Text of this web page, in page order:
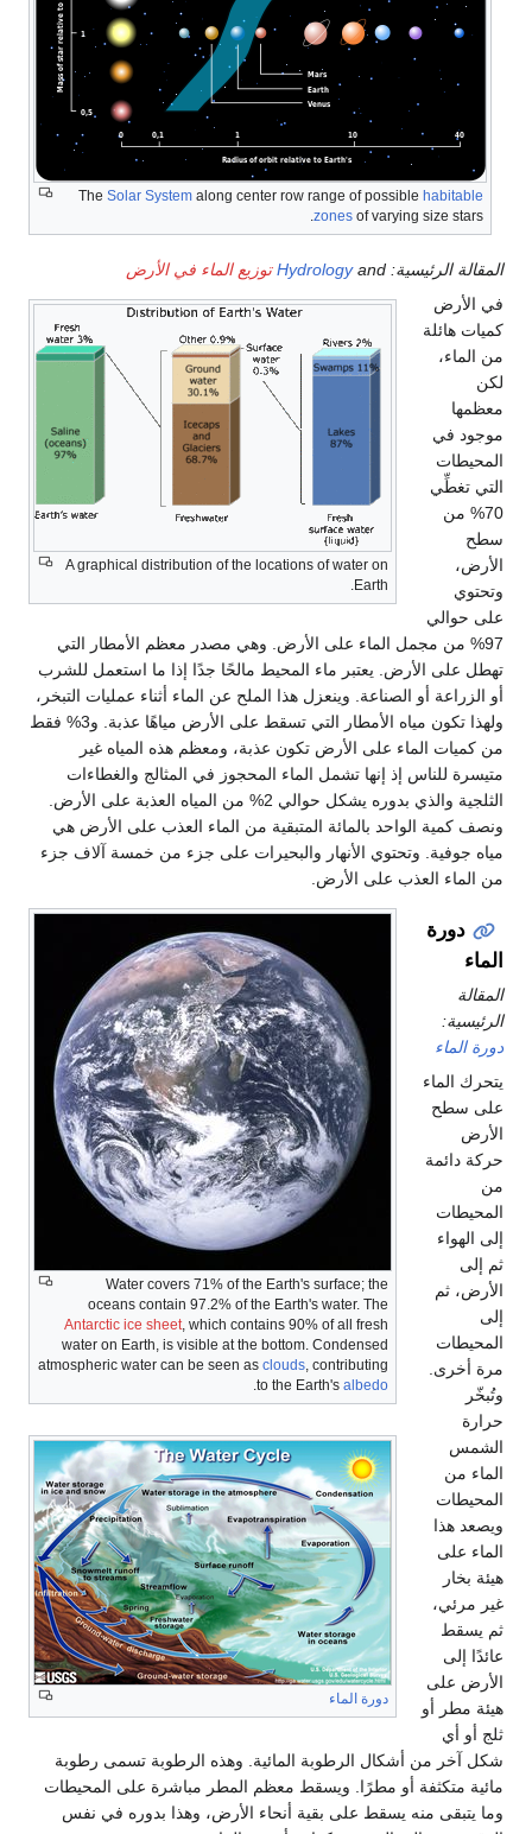
The Solar System along center row range of possible habitable
zones of varying size stars.
الأرض
المقالة الرئيسية: Hydrologyand توزيع الماء في الأرض
A graphical distribution of the locations of water on
Earth.
في الأرض
كميات هائلة
من الماء،
لكن
معظمها
موجود في
المحيطات
التي تغطِّي
70% من
سطح
الأرض،
وتحتوي
على حوالي
97% من مجمل الماء على الأرض. وهي مصدر معظم الأمطار التي
تهطل على الأرض. يعتبر ماء المحيط مالحًا جدًا إذا ما استعمل للشرب
أو الزراعة أو الصناعة. وينعزل هذا الملح عن الماء أثناء عمليات التبخر،
ولهذا تكون مياه الأمطار التي تسقط على الأرض مياهًا عذبة. و3% فقط
من كميات الماء على الأرض تكون عذبة، ومعظم هذه المياه غير
متيسرة للناس إذ إنها تشمل الماء المحجوز في المثالج والغطاءات
الثلجية والذي بدوره يشكل حوالي 2% من المياه العذبة على الأرض.
ونصف كمية الواحد بالمائة المتبقية من الماء العذب على الأرض هي
مياه جوفية. وتحتوي الأنهار والبحيرات على جزء من خمسة آلاف جزء
من الماء العذب على الأرض.
Water covers 71% of the Earth's surface; the
oceans contain 97.2% of the Earth's water. The
Antarctic ice sheet, which contains 90% of all fresh
water on Earth, is visible at the bottom. Condensed
atmospheric water can be seen as clouds, contributing
to the Earth's albedo
.
دورة
الماء
المقالة
الرئيسية:
دورة الماء
دورة الماء
يتحرك الماء
على سطح
الأرض
حركة دائمة
من
المحيطات
إلى الهواء
ثم إلى
الأرض، ثم
إلى
المحيطات
مرة أخرى.
وتُبخّر
حرارة
الشمس
الماء من
المحيطات
ويصعد هذا
الماء على
هيئة بخار
غير مرئي،
ثم يسقط
عائدًا إلى
الأرض على
هيئة مطر أو
ثلج أو أي
شكل آخر من أشكال الرطوبة المائية. وهذه الرطوبة تسمى رطوبة
مائية متكثفة أو مطرًا. ويسقط معظم المطر مباشرة على المحيطات
وما يتبقى منه يسقط على بقية أنحاء الأرض، وهذا بدوره في نفس